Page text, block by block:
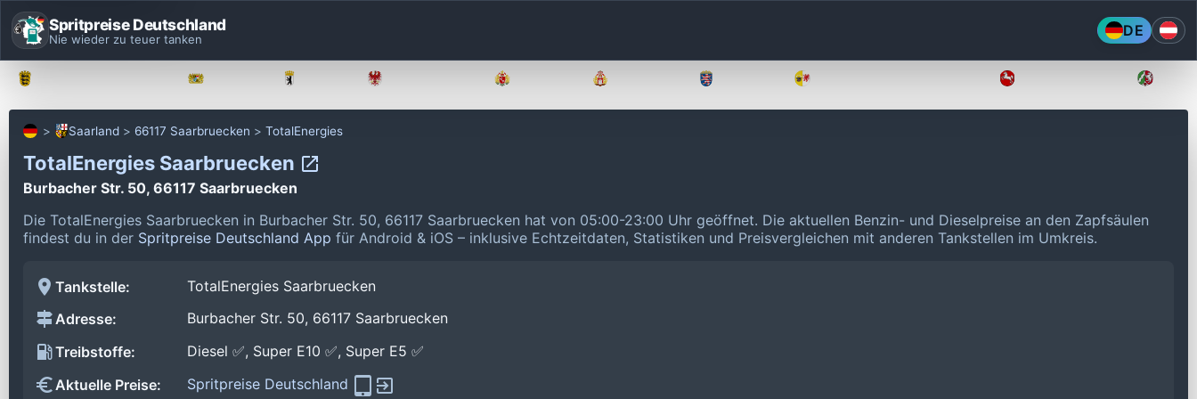
Spritpreise Deutschland
Nie wieder zu teuer tanken DE
Saarland 66117 Saarbruecken TotalEnergies
TotalEnergies Saarbruecken
Burbacher Str. 50, 66117 Saarbruecken
Die TotalEnergies Saarbruecken in Burbacher Str. 50, 66117 Saarbruecken hat von 05:00-23:00 Uhr geöffnet. Die aktuellen Benzin- und Dieselpreise an den Zapfsäulen
findest du in der Spritpreise Deutschland App für Android & iOS – inklusive Echtzeitdaten, Statistiken und Preisvergleichen mit anderen Tankstellen im Umkreis.
Tankstelle:
TotalEnergies Saarbruecken
Adresse:
Burbacher Str. 50, 66117 Saarbruecken
Treibstoffe:
Diesel ✅, Super E10 ✅, Super E5 ✅
Aktuelle Preise:
Spritpreise Deutschland